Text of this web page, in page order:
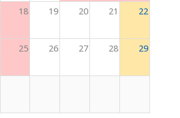
18 19 20 21 22
25 26 27 28 29